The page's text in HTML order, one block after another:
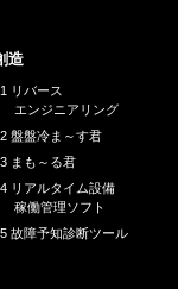
造
リバース
エンジニアリング
盤盤冷ま～す君
まも～る君
リアルタイム設備
稼働管理ソフト
故障予知診断ツール